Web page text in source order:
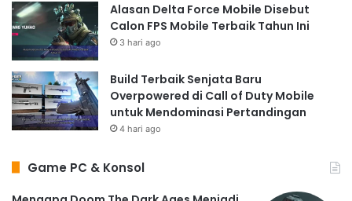
Alasan Delta Force Mobile Disebut
Calon FPS Mobile Terbaik Tahun Ini
3 hari ago
Build Terbaik Senjata Baru
Overpowered di Call of Duty Mobile
untuk Mendominasi Pertandingan
4 hari ago
Game PC & Konsol